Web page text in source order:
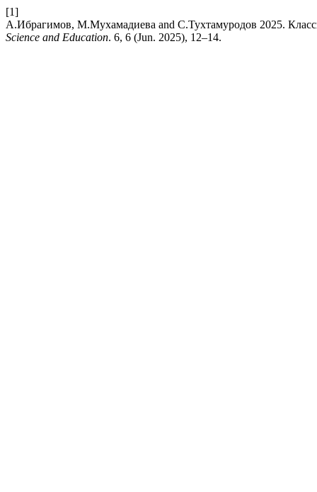
[1]
А.Ибрагимов, М.Мухамадиева and С.Тухтамуродов 2025.
Science and Education. 6, 6 (Jun. 2025), 12–14.